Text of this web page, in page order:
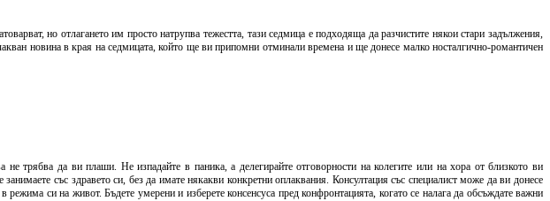
но отлагането им просто натрупва тежестта, тази седмица е подходяща да разчистите някои стари задължения,
новина в края на седмицата, който ще ви припомни отминали времена и ще донесе малко носталгично-романтичен
трябва да ви плаши. Не изпадайте в паника, а делегирайте отговорности на колегите или на хора от близкото ви
със здравето си, без да имате някакви конкретни оплаквания. Консултация със специалист може да ви донесе
си на живот. Бъдете умерени и изберете консенсуса пред конфронтацията, когато се налага да обсъждате важни